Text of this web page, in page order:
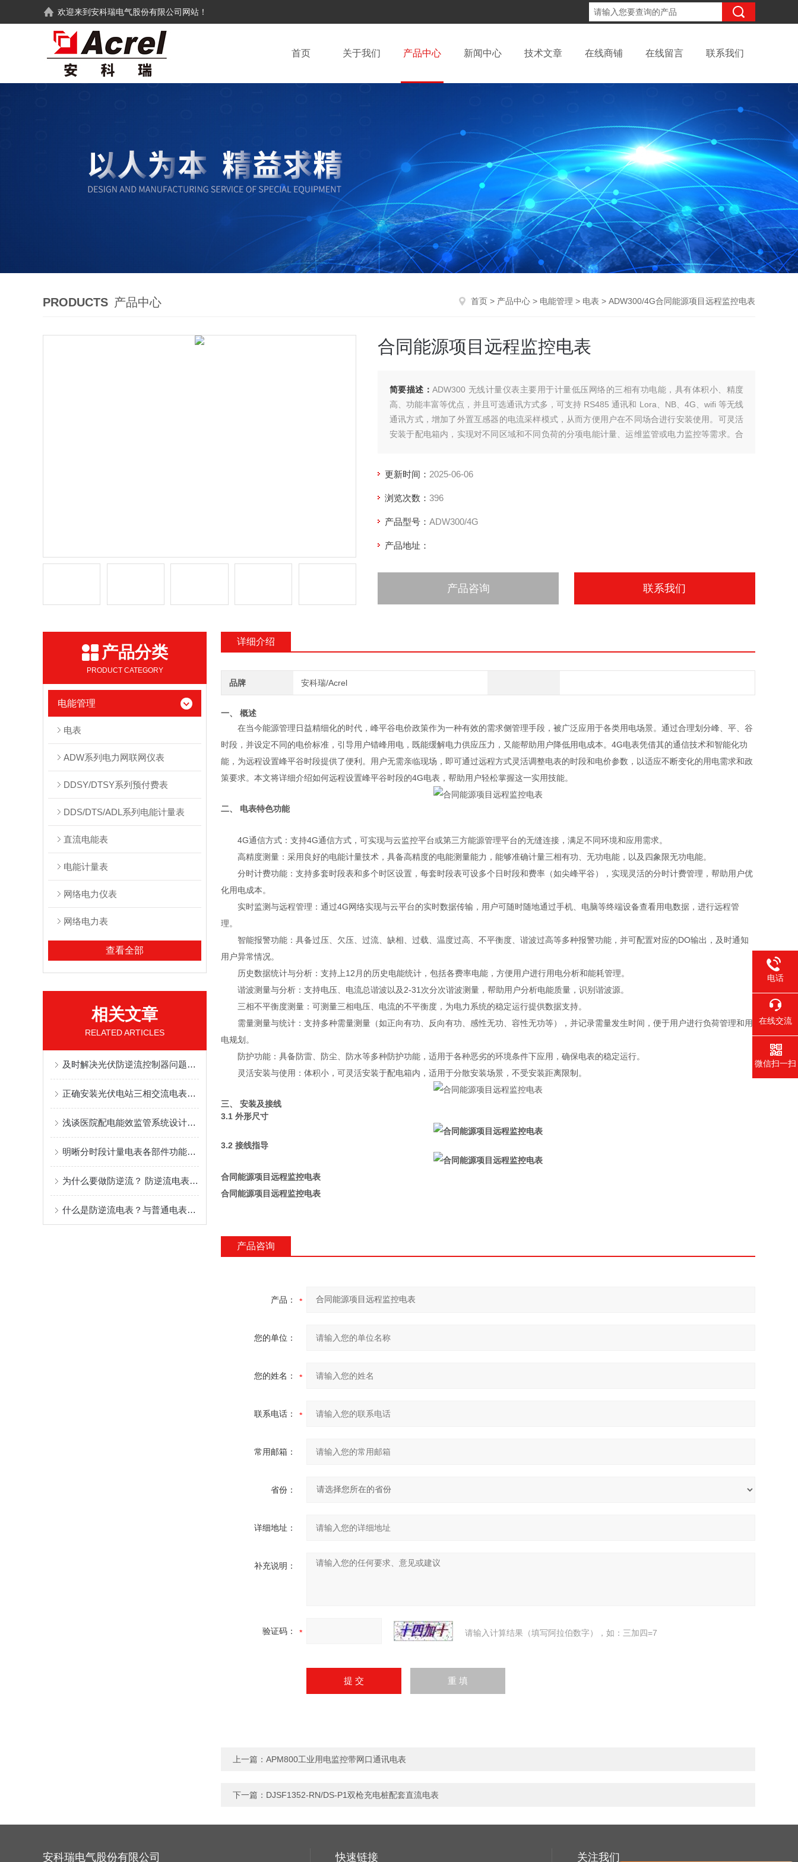
欢迎来到安科瑞电气股份有限公司 网站！
首页 关于我们 产品中心 新闻中心 技术文章 在线商铺 在线留言 联系我们
PRODUCTS 产品中心 首页 > 产品中心 > 电能管理 > 电表 > ADW300/4G合同能源项目远程监控电表
合同能源项目远程监控电表
简要描述：ADW300 无线计量仪表主要用于计量低压网络的三相有功电能，具有体积小、精度
高、功能丰富等优点，并且可选通讯方式多，可支持 RS485 通讯和 Lora、NB、4G、wifi 等无线
通讯方式，增加了外置互感器的电流采样模式，从而方便用户在不同场合进行安装使用。可灵活
安装于配电箱内，实现对不同区域和不同负荷的分项电能计量、运维监管或电力监控等需求。合
更新时间： 2025-06-06
浏览次数： 396
产品型号： ADW300/4G
产品地址：
产品咨询 联系我们
产品分类
PRODUCT CATEGORY
电能管理
电表
ADW系列电力网联网仪表
DDSY/DTSY系列预付费表
DDS/DTS/ADL系列电能计量表
直流电能表
电能计量表
网络电力仪表
网络电力表
查看全部
相关文章
RELATED ARTICLES
及时解决光伏防逆流控制器问题有助于提升系统稳定性与运维效率
正确安装光伏电站三相交流电表是为光伏电站运维管理提供技术支持的关键
浅谈医院配电能效监管系统设计和调试
明晰分时段计量电表各部件功能特点保障电力计量数据准确合规
为什么要做防逆流？ 防逆流电表怎么选择？
什么是防逆流电表？与普通电表有什么区别？哪些场景会用到防逆流电表？
详细介绍
品牌 安科瑞/Acrel
一、 概述
在当今能源管理日益精细化的时代，峰平谷电价政策作为一种有效的需求侧管理手段，被广泛应用于各类用电场景。通过合理划分峰、平、谷
时段，并设定不同的电价标准，引导用户错峰用电，既能缓解电力供应压力，又能帮助用户降低用电成本。4G电表凭借其的通信技术和智能化功
能，为远程设置峰平谷时段提供了便利。用户无需亲临现场，即可通过远程方式灵活调整电表的时段和电价参数，以适应不断变化的用电需求和政
策要求。本文将详细介绍如何远程设置峰平谷时段的4G电表，帮助用户轻松掌握这一实用技能。
二、 电表特色功能
4G通信方式：支持4G通信方式，可实现与云监控平台或第三方能源管理平台的无缝连接，满足不同环境和应用需求。
高精度测量：采用良好的电能计量技术，具备高精度的电能测量能力，能够准确计量三相有功、无功电能，以及四象限无功电能。
分时计费功能：支持多套时段表和多个时区设置，每套时段表可设多个日时段和费率（如尖峰平谷），实现灵活的分时计费管理，帮助用户优
化用电成本。
实时监测与远程管理：通过4G网络实现与云平台的实时数据传输，用户可随时随地通过手机、电脑等终端设备查看用电数据，进行远程管
理。
智能报警功能：具备过压、欠压、过流、缺相、过载、温度过高、不平衡度、谐波过高等多种报警功能，并可配置对应的DO输出，及时通知
用户异常情况。
历史数据统计与分析：支持上12月的历史电能统计，包括各费率电能，方便用户进行用电分析和能耗管理。
谐波测量与分析：支持电压、电流总谐波以及2-31次分次谐波测量，帮助用户分析电能质量，识别谐波源。
三相不平衡度测量：可测量三相电压、电流的不平衡度，为电力系统的稳定运行提供数据支持。
需量测量与统计：支持多种需量测量（如正向有功、反向有功、感性无功、容性无功等），并记录需量发生时间，便于用户进行负荷管理和用
电规划。
防护功能：具备防雷、防尘、防水等多种防护功能，适用于各种恶劣的环境条件下应用，确保电表的稳定运行。
灵活安装与使用：体积小，可灵活安装于配电箱内，适用于分散安装场景，不受安装距离限制。
三、 安装及接线
3.1 外形尺寸
3.2 接线指导
合同能源项目远程监控电表
合同能源项目远程监控电表
产品咨询
产品：
您的单位：
您的姓名：
联系电话：
常用邮箱：
省份：
详细地址：
补充说明：
验证码： 请输入计算结果（填写阿拉伯数字），如：三加四=7
上一篇： APM800工业用电监控带网口通讯电表
下一篇： DJSF1352-RN/DS-P1双枪充电桩配套直流电表
安科瑞电气股份有限公司 快速链接 关注我们
电话
在线交流
微信扫一扫